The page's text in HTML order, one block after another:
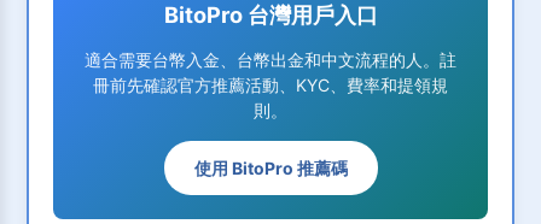
BitoPro 台灣用戶入口
適合需要台幣入金、台幣出金和中文流程的人。註
冊前先確認官方推薦活動、KYC、費率和提領規
則。
使用 BitoPro 推薦碼